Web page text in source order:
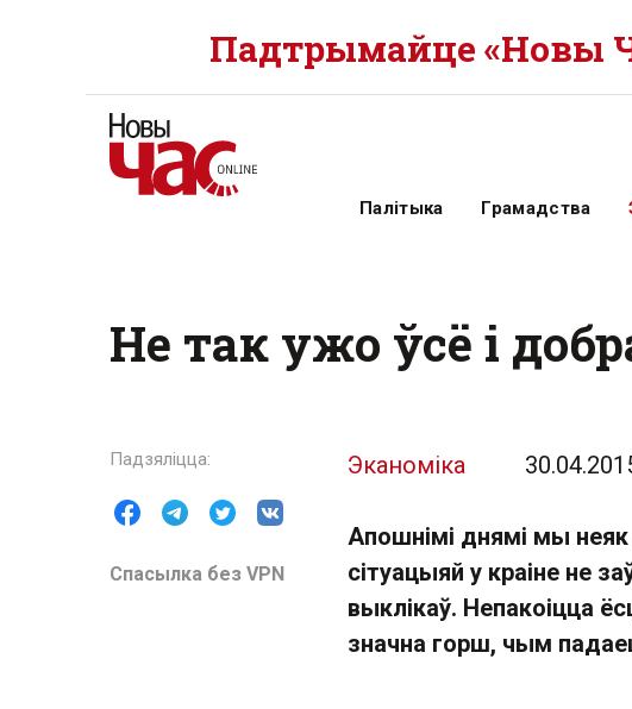
Падтрымайце «Новы
Палітыка Грамадства
Не так ужо ўсё і
Спасылка без VPN
Эканоміка
Апошнімі днямі мы неяк
сітуацыяй у краіне не
выклікаў. Непакоіцца
значна горш, чым